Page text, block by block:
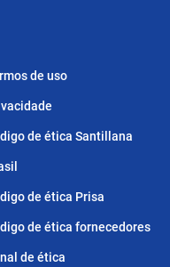
de uso
de ética Santillana
de ética Prisa
de ética fornecedores
de ética